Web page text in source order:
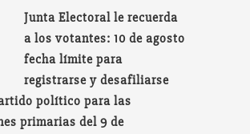
Junta Electoral le recuerda
a los votantes: 10 de agosto
fecha límite para
registrarse y desafiliarse
político para las
primarias del 9 de